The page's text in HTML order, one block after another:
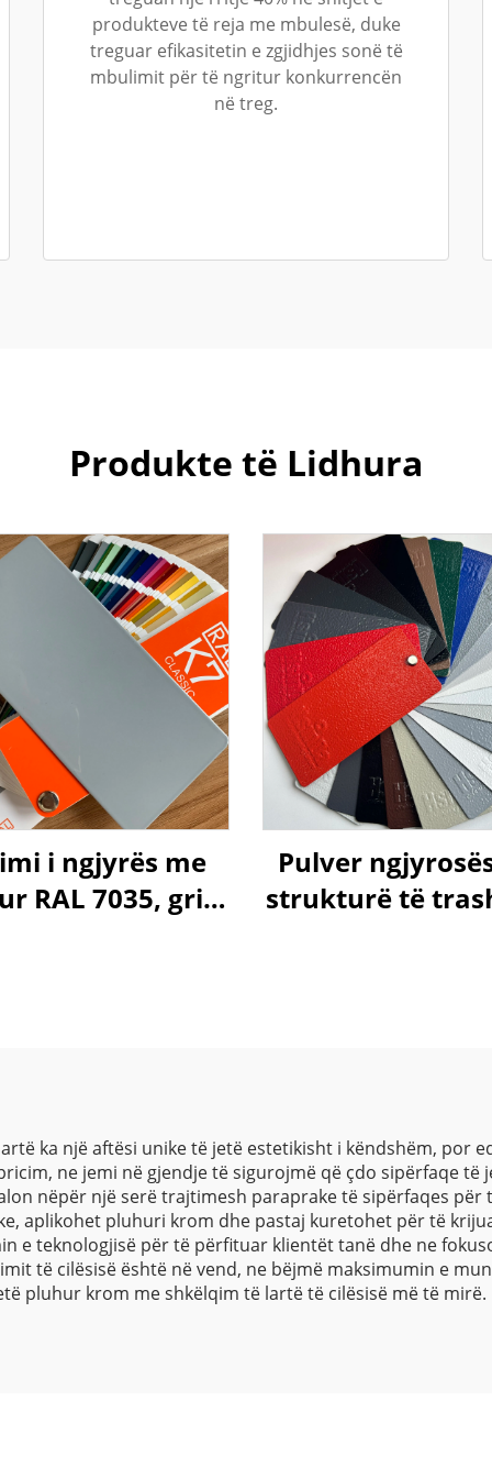
produkteve të reja me mbulesë, duke
treguar efikasitetin e zgjidhjes sonë të
mbulimit për të ngritur konkurrencën
në treg.
Produkte të Lidhura
i ngjyrës me
RAL 7035, gri e
Pulver
strukturë të
ka një aftësi unike të jetë estetikisht i këndshëm, por
ne jemi në gjendje të sigurojmë që çdo sipërfaqe
nëpër një serë trajtimesh paraprake të sipërfaqes
aplikohet pluhuri krom dhe pastaj kuretohet për të
e teknologjisë për të përfituar klientët tanë dhe ne
të cilësisë është në vend, ne bëjmë maksimumin e
pluhur krom me shkëlqim të lartë të cilësisë më të mirë.